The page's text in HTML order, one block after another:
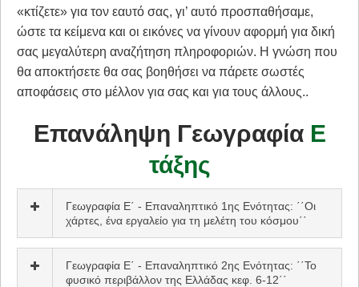
«κτίζετε» για τον εαυτό σας, γι’ αυτό προσπαθήσαμε,
ώστε τα κείμενα και οι εικόνες να γίνουν αφορμή για δική
σας μεγαλύτερη αναζήτηση πληροφοριών. Η γνώση που
θα αποκτήσετε θα σας βοηθήσει να πάρετε σωστές
αποφάσεις στο μέλλον για σας και για τους άλλους..
​Επανάληψη Γεωγραφία Ε
τάξης
Γεωγραφία Ε΄ - Επαναληπτικό 1ης Ενότητας: ΄΄Οι
χάρτες, ένα εργαλείο για τη μελέτη του κόσμου΄΄
Γεωγραφία Ε΄ - Επαναληπτικό 2ης Ενότητας: ΄΄Το
φυσικό περιβάλλον της Ελλάδας κεφ. 6-12΄΄